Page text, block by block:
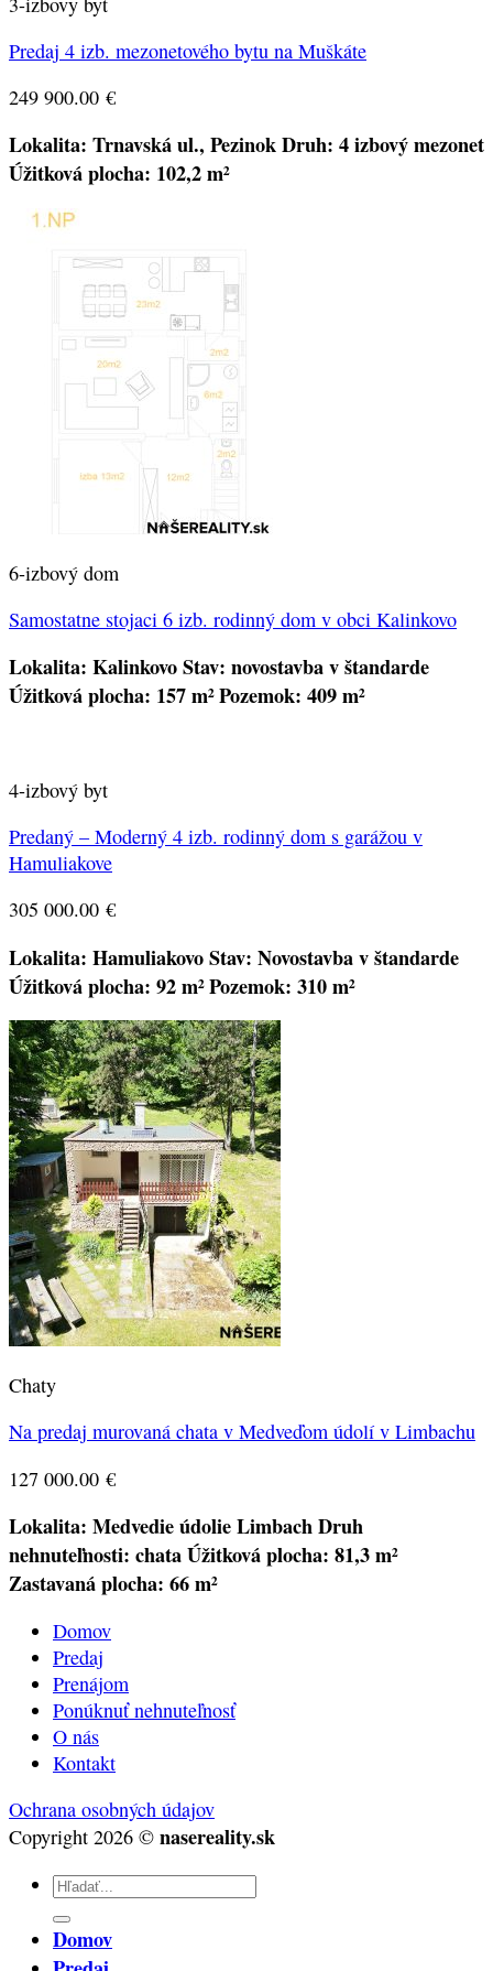
Predaj 4 izb. mezonetového bytu na Muškáte
249 900.00 €
Lokalita: Trnavská ul., PezinokDruh: 4 izbový mezonet
Úžitková plocha: 102,2 m²
6-izbový dom
Samostatne stojaci 6 izb. rodinný dom v obci Kalinkovo
Lokalita: KalinkovoStav: novostavba v štandarde
Úžitková plocha: 157 m²Pozemok: 409 m²
4-izbový byt
Predaný – Moderný 4 izb. rodinný dom s garážou v
Hamuliakove
305 000.00 €
Lokalita: HamuliakovoStav: Novostavba v štandarde
Úžitková plocha: 92 m²Pozemok: 310 m²
Chaty
Na predaj murovaná chata v Medveďom údolí v Limbachu
127 000.00 €
Lokalita: Medvedie údolie LimbachDruh
nehnuteľnosti: chataÚžitková plocha: 81,3 m²
Zastavaná plocha: 66 m²
Domov
Predaj
Prenájom
Ponúknuť nehnuteľnosť
O nás
Kontakt
Ochrana osobných údajov
Copyright 2026 © nasereality.sk
Hľadať:
Domov